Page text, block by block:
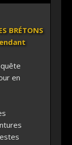
BRÉTONS
en